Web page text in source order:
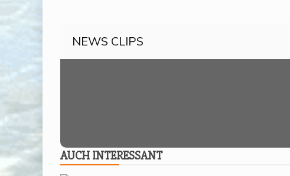
NEWS CLIPS
AUCH INTER­ES­SANT